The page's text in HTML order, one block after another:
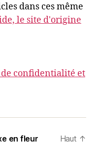
dans ces même
le site d'origine
confidentialité et
en fleur Haut ↑